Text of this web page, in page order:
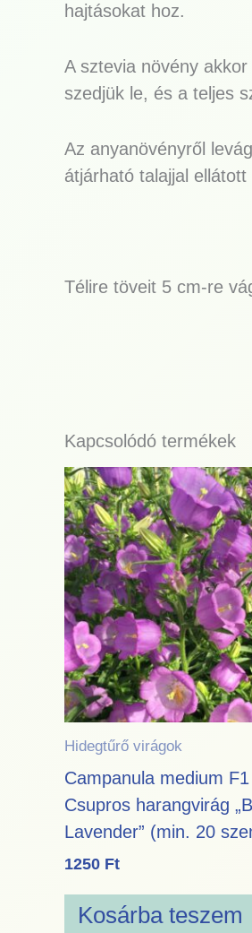
hajtásokat hoz.
A sztevia növény
szedjük le, és a teljes
Az anyanövényről
átjárható talajjal
Télire töveit 5 cm-re
Kapcsolódó termékek
Hidegtűrő virágok
Campanula medium
Csupros harangvirág
Lavender” (min. 20
1250 Ft
Kosárba teszem